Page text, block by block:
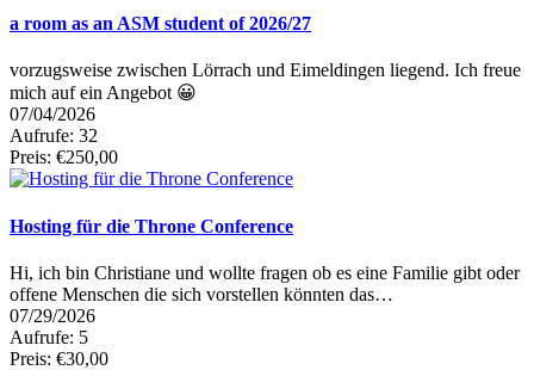
a room as an ASM student of 2026/27
vorzugsweise zwischen Lörrach und Eimeldingen liegend. Ich freue
mich auf ein Angebot 😀
07/04/2026
Aufrufe: 32
Preis: €250,00
Hosting für die Throne Conference
Hi, ich bin Christiane und wollte fragen ob es eine Familie gibt oder
offene Menschen die sich vorstellen könnten das…
07/29/2026
Aufrufe: 5
Preis: €30,00